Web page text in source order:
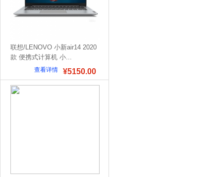
联想/LENOVO 小新air14 2020
款 便携式计算机 小...
¥5150.00
查看详情